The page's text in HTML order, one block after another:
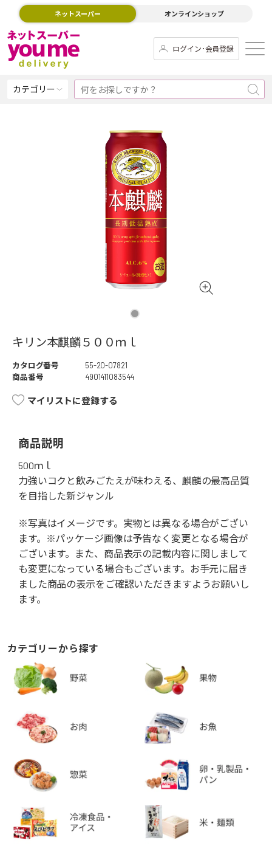
ネットスーパー オンラインショップ
ログイン･会員登録
カテゴリー
キリン本麒麟５００ｍｌ
カタログ番号
55-20-07821
商品番号
4901411083544
マイリストに登録する
商品説明
500ｍｌ
力強いコクと飲みごたえが味わえる、麒麟の最高品質
を目指した新ジャンル
※写真はイメージです。実物とは異なる場合がござい
ます。※パッケージ画像は予告なく変更となる場合が
ございます。また、商品表示の記載内容に関しまして
も変更になっている場合もございます。お手元に届き
ました商品の表示をご確認いただきますようお願いし
ます。
カテゴリーから探す